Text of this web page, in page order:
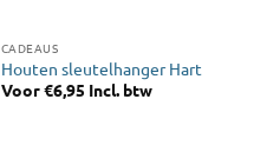
CADEAUS
Houten sleutelhanger Hart
Voor€6,95 Incl. btw